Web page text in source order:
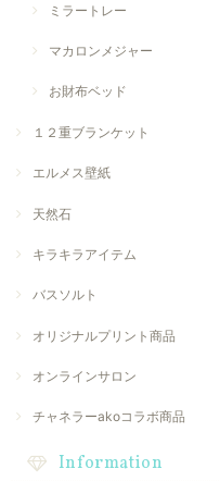
ミラートレー
マカロンメジャー
お財布ベッド
１２重ブランケット
エルメス壁紙
天然石
キラキラアイテム
バスソルト
オリジナルプリント商品
オンラインサロン
チャネラーakoコラボ商品
Information